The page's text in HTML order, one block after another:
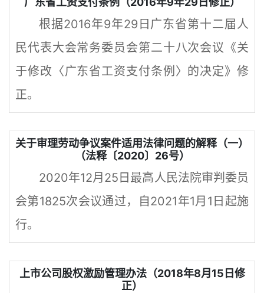
根据2016年9年29日广东省第十二届人
民代表大会常务委员会第二十八次会议《关
于修改〈广东省工资支付条例〉的决定》修
正。
关于审理劳动争议案件适用法律问题的解释（一）
（法释〔2020〕26号）
2020年12月25日最高人民法院审判委员
会第1825次会议通过，自2021年1月1日起施
行。
上市公司股权激励管理办法（2018年8月15日修
正）